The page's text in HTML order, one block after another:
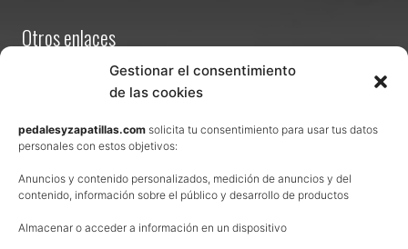
Gestionar el consentimiento
de las cookies
pedalesyzapatillas.com solicita tu consentimiento para usar tus datos
personales con estos objetivos:
Anuncios y contenido personalizados, medición de anuncios y del
contenido, información sobre el público y desarrollo de productos
Almacenar o acceder a información en un dispositivo
Otros enlaces
Términos y condiciones de venta
Política de privacidad
Política de cookies